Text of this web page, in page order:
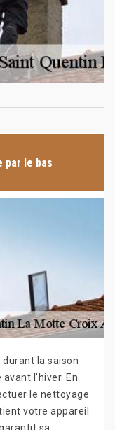
par le bas
la saison
l’hiver. En
le nettoyage
votre appareil